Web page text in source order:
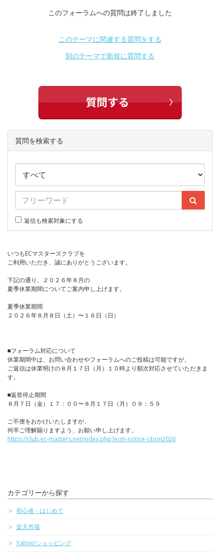
このフォーラムへの質問は終了しました
このテーマに関連する質問をする
別のテーマで新規に質問する
質問を検索する
返信も検索対象にする
いつもECマスターズクラブを
ご利用いただき、誠にありがとうございます。
下記の通り、２０２６年８月の
夏季休業期間についてご案内申し上げます。
夏季休業期間
２０２６年８月８日（土）〜１６日（日）
■フォーラム対応について
休業期間中は、お問い合わせやフォーラムへのご投稿は可能ですが、
ご返信は休業明けの８月１７日（月）１０時より順次対応させていただきま
す。
■返答停止期間
８月７日（金）１７：００〜８月１７日（月）０９：５９
ご不便をおかけいたしますが、
何卒ご理解賜りますよう、お願い申し上げます。
https://club.ec-masters.net/index.php?ecm-notice-obon2026
カテゴリーから探す
初心者・はじめて
楽天市場
Yahoo!ショッピング